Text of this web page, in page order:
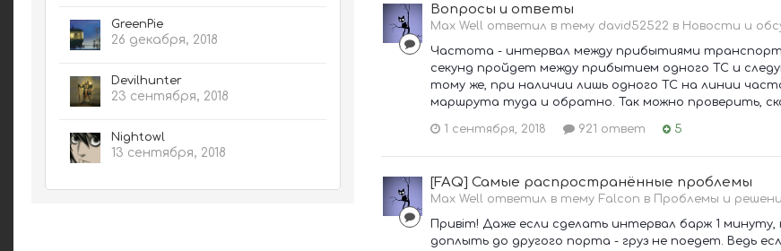
GreenPie
26 декабря, 2018
Devilhunter
23 сентября, 2018
Nightowl
13 сентября, 2018
Вопросы и ответы
Max Well ответил в тему david52522 в Новости и
Частота - интервал между прибытиями
секунд пройдет между прибытием одного ТС и
тому же, при наличии лишь одного ТС на линии
маршрута туда и обратно. Так можно проверить,
1 сентября, 2018 921 ответ 5
[FAQ] Самые распространённые проблемы
Max Well ответил в тему Falcon в
Проблемы и
Привіт! Даже если сделать интервал барж 1
доплыть до другого порта - груз не поедет. Ведь